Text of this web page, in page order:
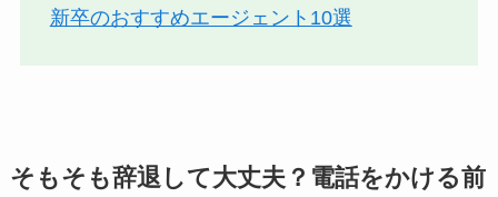
新卒のおすすめエージェント10選
そもそも辞退して大丈夫？電話をかける前